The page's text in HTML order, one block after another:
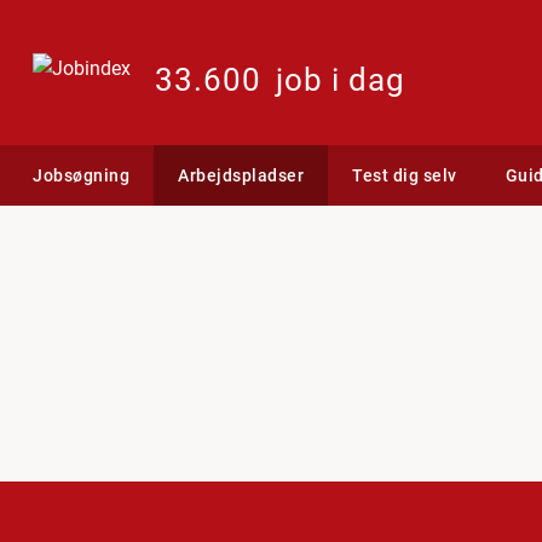
33.600 job i dag
Jobsøgning Arbejdspladser Test dig selv